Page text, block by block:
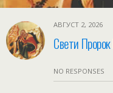
АВГУСТ 2, 2026
Свети
NO RESPONSES